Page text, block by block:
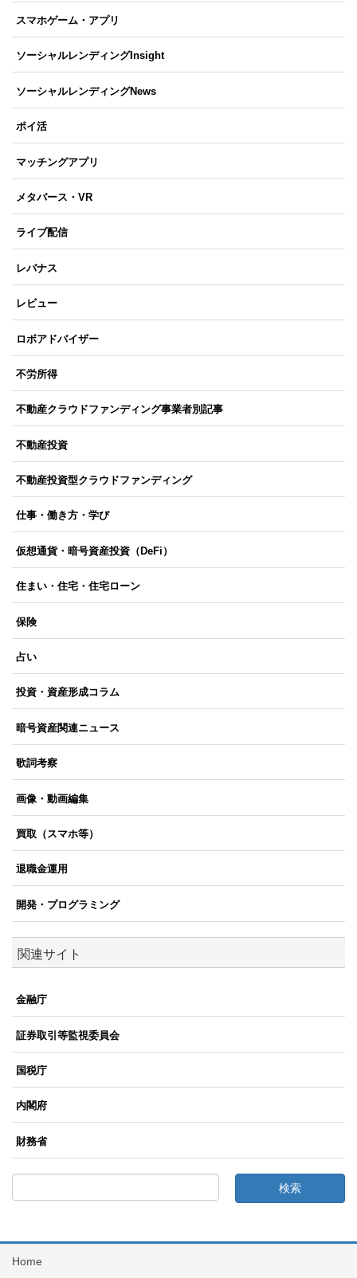
スマホゲーム・アプリ
ソーシャルレンディングInsight
ソーシャルレンディングNews
ポイ活
マッチングアプリ
メタバース・VR
ライブ配信
レバナス
レビュー
ロボアドバイザー
不労所得
不動産クラウドファンディング事業者別記事
不動産投資
不動産投資型クラウドファンディング
仕事・働き方・学び
仮想通貨・暗号資産投資（DeFi）
住まい・住宅・住宅ローン
保険
占い
投資・資産形成コラム
暗号資産関連ニュース
歌詞考察
画像・動画編集
買取（スマホ等）
退職金運用
開発・プログラミング
関連サイト
金融庁
証券取引等監視委員会
国税庁
内閣府
財務省
Home